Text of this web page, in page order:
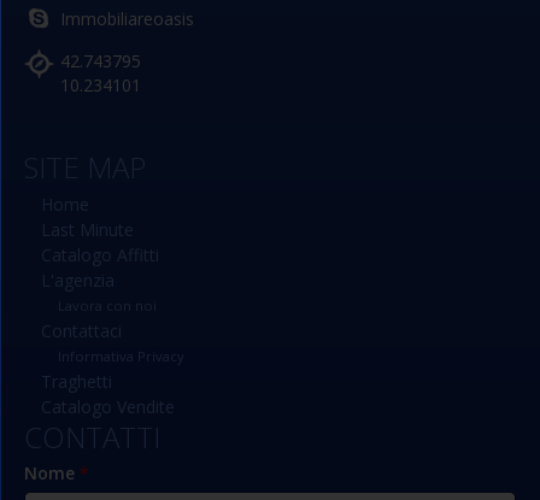
Immobiliareoasis
42.743795
10.234101
SITE MAP
Home
Last Minute
Catalogo Affitti
L'agenzia
Lavora con noi
Contattaci
Informativa Privacy
Traghetti
Catalogo Vendite
CONTATTI
Nome *